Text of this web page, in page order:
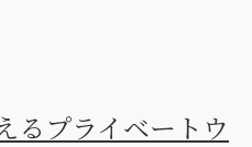
るプライベートウ